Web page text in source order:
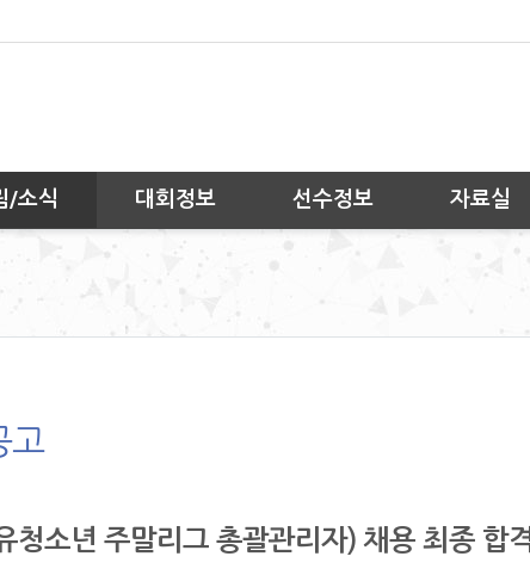
/소식 대회정보 선수정보 자료실
고
청소년 주말리그 총괄관리자) 채용 최종 합